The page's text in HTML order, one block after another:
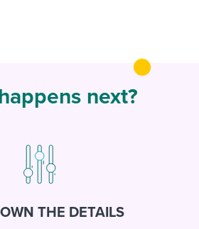
next?
THE DETAILS